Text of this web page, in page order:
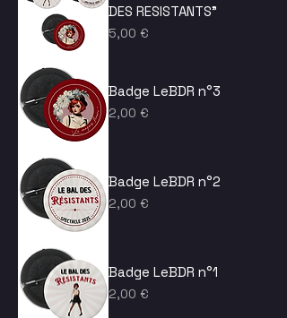
DES RESISTANTS"
Prix
5,00 €
Badge LeBDR n°3
Prix
2,00 €
Badge LeBDR n°2
Prix
2,00 €
Badge LeBDR n°1
Prix
2,00 €